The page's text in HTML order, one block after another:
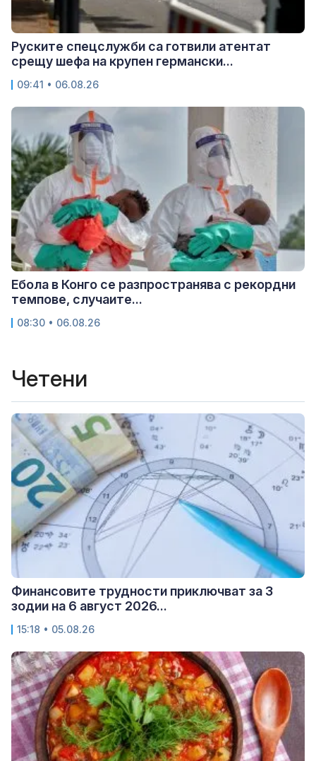
Руските спецслужби са готвили атентат
срещу шефа на крупен германски...
09:41 • 06.08.26
Ебола в Конго се разпространява с рекордни
темпове, случаите...
08:30 • 06.08.26
Четени
Финансовите трудности приключват за 3
зодии на 6 август 2026...
15:18 • 05.08.26